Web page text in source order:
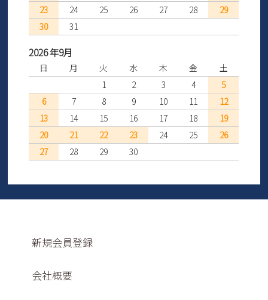
23
24 25 26 27 28
29
30
31
2026 年9月
日 月 火 水 木 金
土
1
2 3 4
5
6
7 8 9 10 11
12
13
14 15 16 17 18
19
20
21 22 23 24 25
26
27
28 29 30
新規会員登録
会社概要